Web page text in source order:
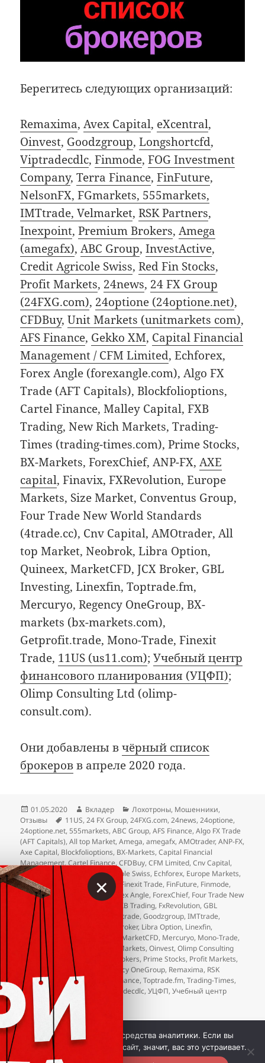
Берегитесь следующих организаций:
Remaxima,Avex Capital, eXcentral,
Oinvest, Goodzgroup,Longshortcfd,
Viptradecdlc,Finmode,FOG Investment
Company,Terra Finance,FinFuture,
NelsonFX, FGmarkets, 555markets,
IMTtrade, Velmarket,RSK Partners,
Inexpoint,Premium Brokers,Amega
(amegafx),ABC Group,InvestActive,
Credit Agricole Swiss,Red Fin Stocks,
Profit Markets, 24news, 24 FX Group
(24FXG.com), 24optione (24optione.net),
CFDBuy,Unit Markets (unitmarkets com),
AFS Finance, Gekko XM, Capital Financial
Management / CFM Limited, Echforex,
Forex Angle (forexangle.com), Algo FX
Trade (AFT Capitals), Blockfolioptions,
Cartel Finance, Malley Capital, FXB
Trading, New Rich Markets, Trading-
Times (trading-times.com), Prime Stocks,
BX-Markets, ForexChief, ANP-FX,AXE
capital, Finavix, FXRevolution, Europe
Markets, Size Market, Conventus Group,
Four Trade New World Standards
(4trade.cc), Cnv Capital, AMOtrader, All
top Market, Neobrok, Libra Option,
Quineex, MarketCFD, JCX Broker, GBL
Investing, Linexfin, Toptrade.fm,
Mercuryo, Regency OneGroup, BX-
markets (bx-markets.com),
Getprofit.trade, Mono-Trade, Finexit
Trade, 11US (us11.com);Учебный центр
финансового планирования (УЦФП);
Olimp Consulting Ltd (olimp-
consult.com).
Они добавлены вчёрный список
брокеровв апреле 2020 года.
Опубликовано
01.05.2020 Автор
Вкладер Рубрики
Лохотроны, Мошенники,
Отзывы
Метки
11US,24 FX Group,24FXG.com,24news,24optione,
24optione.net,555markets,ABC Group,AFS Finance,Algo FX Trade
(AFT Capitals),All top Market,Amega,amegafx,AMOtrader,ANP-FX,
Axe Capital, Blockfolioptions, BX-Markets,Capital Financial
Management,Cartel Finance,CFDBuy,CFM Limited,Cnv Capital,
Conventus Group
Credit Agricole Swiss, Echforex, Europe Markets,
eXcentral
FGmarkets Finavix Finexit Trade, FinFuture, Finmode,
FOG Investment Company ,Forex Angle, ForexChief, Four Trade New
World Standards (4trade.cc)
FXB Trading, FxRevolution,GBL
Investing
Gekko XM Getprofit.trade,Goodzgroup,IMTtrade,
INEXPOINT
InvestActive JCX Broker, Libra Option, Linexfin,
LongShortCFD
,Malley Capital MarketCFD, Mercuryo, Mono-Trade,
NelsonFX
Neobrok New Rich Markets,Oinvest,Olimp Consulting
Ltd
olimp-consult Premium Brokers, Prime Stocks, Profit Markets,
Quineex, Red Fin Stocks Regency OneGroup, Remaxima, RSK
Partners, Size Market Terra Finance,Toptrade.fm,Trading-Times,
Unit Markets, Velmarket Viptradecdlc,УЦФП,Учебный центр
финансового планирования
гиперссылкой на сайт vklader.com или
@vklader .
Политика конфиденциальности.
Мы используем куки и средства аналитики. Если вы
продолжите использовать сайт, значит, вас это устраивает.
×